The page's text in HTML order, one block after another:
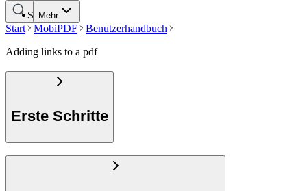
Mehr
Suche
Start MobiPDF
Benutzerhandbuch
Adding links to a pdf
Erste Schritte